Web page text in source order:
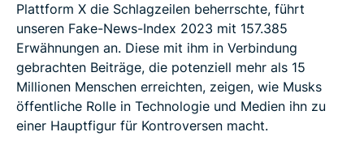
Plattform X die Schlagzeilen beherrschte, führt
unseren Fake-News-Index 2023 mit 157.385
Erwähnungen an. Diese mit ihm in Verbindung
gebrachten Beiträge, die potenziell mehr als 15
Millionen Menschen erreichten, zeigen, wie Musks
öffentliche Rolle in Technologie und Medien ihn zu
einer Hauptfigur für Kontroversen macht.